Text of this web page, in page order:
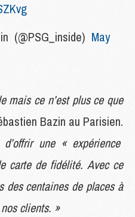
(@PSG_inside) May
mais ce n’est plus ce que
Bazin au Parisien.
une « expérience
carte de fidélité. Avec ce
des centaines de places à
clients. »